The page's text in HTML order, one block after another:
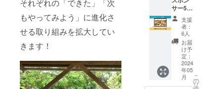
それぞれの「できた」「次
もやってみよう」に進化さ
せる取り組みを拡大してい
きます！
いお礼
状とオ
リジナ
ルス
テッ
カーを
お送り
させて
いただ
きま
サー5万
円】 コ
ンディ
ショニ
ングラ
ボの企
業スポ
ンサー
になれ
る権利
です。
支援
者：
6人
お届
け予
定：
2024
年05
月
こ
の
リ